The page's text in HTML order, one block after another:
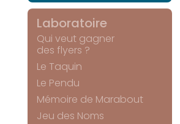
Laboratoire
Qui veut gagner
des flyers ?
Le Taquin
Le Pendu
Mémoire de Marabout
Jeu des Noms